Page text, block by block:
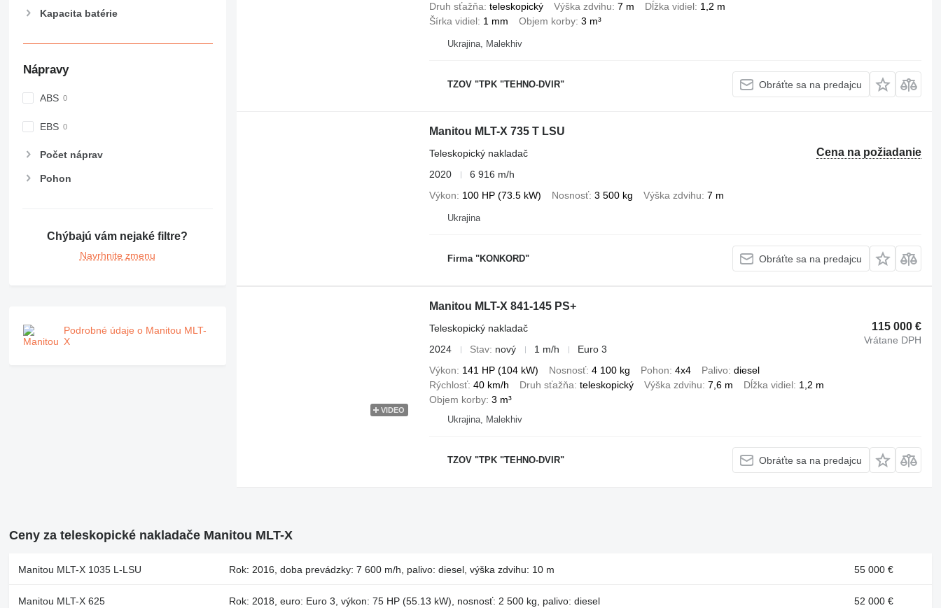
Kapacita batérie
Nápravy
ABS
EBS
Počet náprav
Pohon
Chýbajú vám nejaké filtre?
Navrhnite zmenu
Podrobné údaje o Manitou MLT-
X
Druh sťažňa teleskopický Výška zdvihu 7 m Dĺžka vidiel 1,2 m
Šírka vidiel 1 mm Objem korby 3 m³
Ukrajina, Malekhiv
TZOV "TPK "TEHNO-DVIR" Obráťte sa na predajcu
Manitou MLT-X 735 T LSU
Cena na požiadanie
Teleskopický nakladač
2020
6 916 m/h
Výkon
100 HP (73.5 kW) Nosnosť 3 500 kg Výška zdvihu 7 m
Ukrajina
Firma "KONKORD" Obráťte sa na predajcu
VIDEO
Manitou MLT-X 841-145 PS+
115 000 €
Vrátane DPH
Teleskopický nakladač
2024
Stav nový 1 m/h
Euro 3
Výkon
141 HP (104 kW) Nosnosť 4 100 kg Pohon 4x4 Palivo diesel
Rýchlosť 40 km/h Druh sťažňa teleskopický Výška zdvihu 7,6 m Dĺžka vidiel 1,2 m
Objem korby 3 m³
Ukrajina, Malekhiv
TZOV "TPK "TEHNO-DVIR" Obráťte sa na predajcu
Ceny za teleskopické nakladače Manitou MLT-X
Manitou MLT-X 1035 L-LSU Rok: 2016, doba prevádzky: 7 600 m/h, palivo: diesel, výška zdvihu: 10 m 55 000 €
Manitou MLT-X 625 Rok: 2018, euro: Euro 3, výkon: 75 HP (55.13 kW), nosnosť: 2 500 kg, palivo: diesel 52 000 €